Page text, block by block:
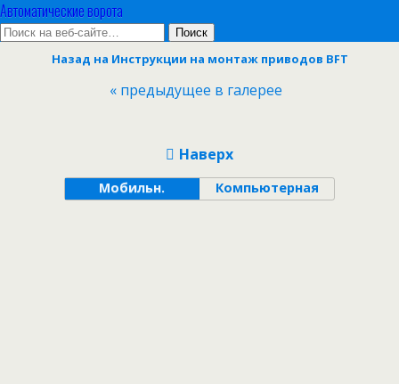
Автоматические ворота
Назад на Инструкции на монтаж приводов BFT
« предыдущее в галерее
Наверх
Мобильн. Компьютерная